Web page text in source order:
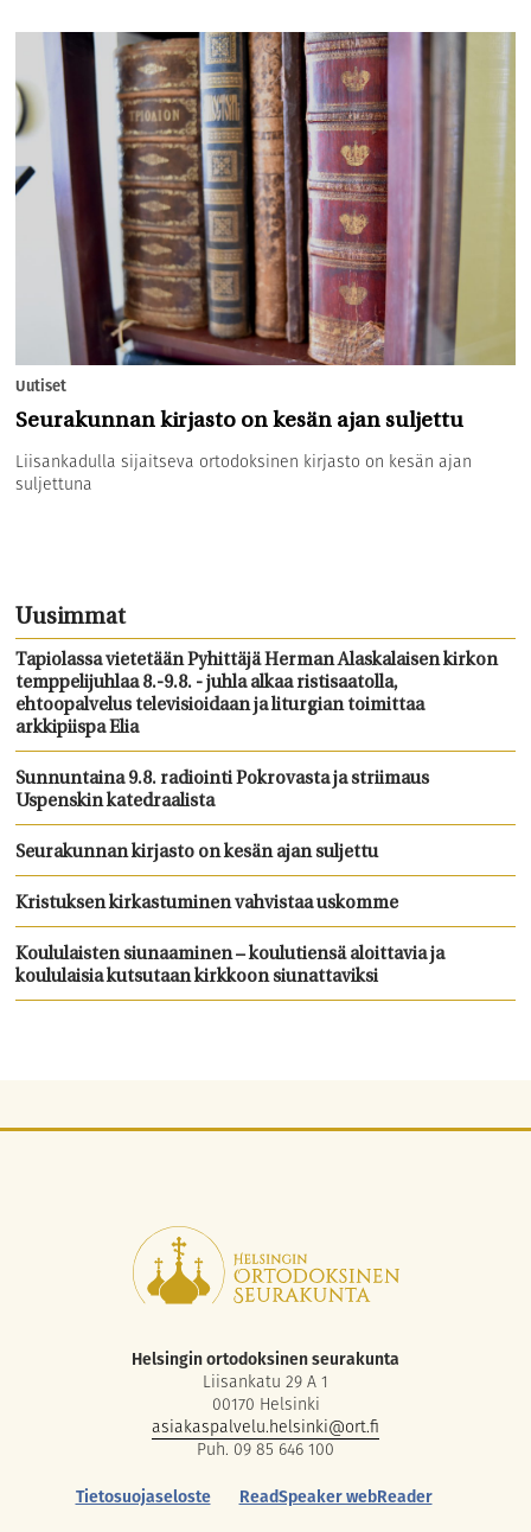
Uutiset
Seurakunnan kirjasto on kesän ajan suljettu
Liisankadulla sijaitseva ortodoksinen kirjasto on kesän ajan
suljettuna
Uusimmat
Tapiolassa vietetään Pyhittäjä Herman Alaskalaisen kirkon
temppelijuhlaa 8.-9.8. - juhla alkaa ristisaatolla,
ehtoopalvelus televisioidaan ja liturgian toimittaa
arkkipiispa Elia
Sunnuntaina 9.8. radiointi Pokrovasta ja striimaus
Uspenskin katedraalista
Seurakunnan kirjasto on kesän ajan suljettu
Kristuksen kirkastuminen vahvistaa uskomme
Koululaisten siunaaminen – koulutiensä aloittavia ja
koululaisia kutsutaan kirkkoon siunattaviksi
Helsingin ortodoksinen seurakunta
Liisankatu 29 A 1
00170 Helsinki
asiakaspalvelu.helsinki@ort.fi
Puh. 09 85 646 100
Tietosuojaseloste
ReadSpeaker webReader